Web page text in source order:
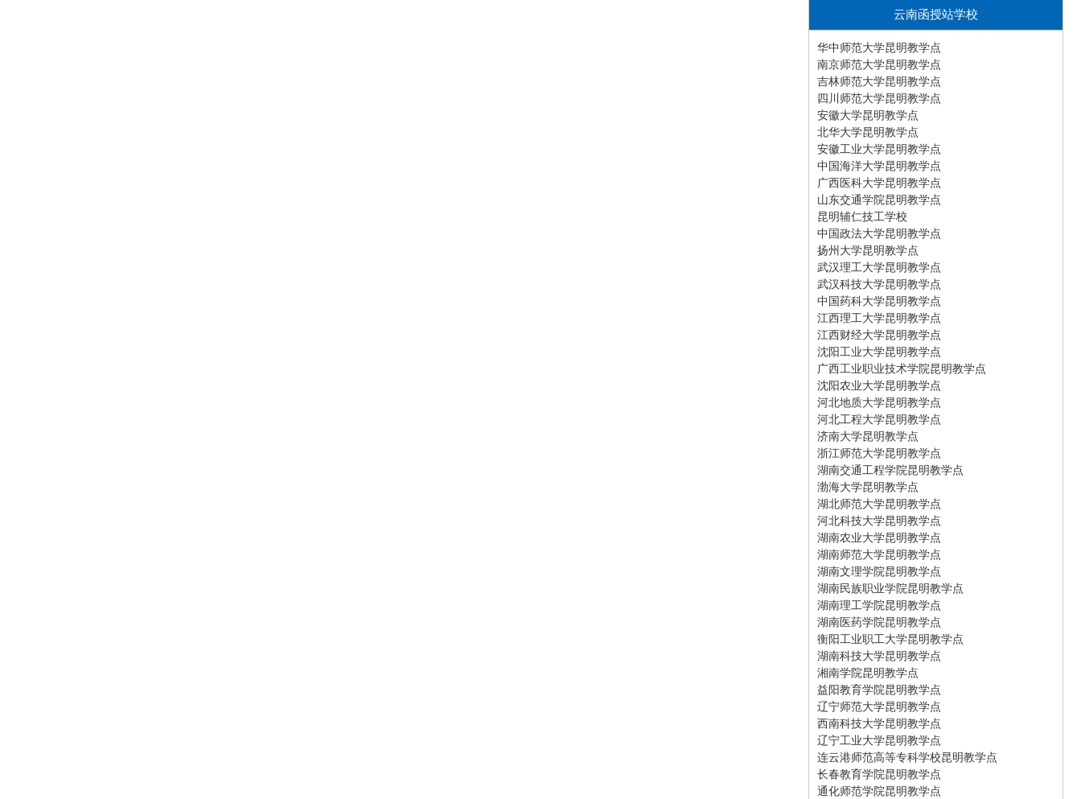
云南函授站学校
华中师范大学昆明教学点
南京师范大学昆明教学点
吉林师范大学昆明教学点
四川师范大学昆明教学点
安徽大学昆明教学点
北华大学昆明教学点
安徽工业大学昆明教学点
中国海洋大学昆明教学点
广西医科大学昆明教学点
山东交通学院昆明教学点
昆明辅仁技工学校
中国政法大学昆明教学点
扬州大学昆明教学点
武汉理工大学昆明教学点
武汉科技大学昆明教学点
中国药科大学昆明教学点
江西理工大学昆明教学点
江西财经大学昆明教学点
沈阳工业大学昆明教学点
广西工业职业技术学院昆明教学点
沈阳农业大学昆明教学点
河北地质大学昆明教学点
河北工程大学昆明教学点
济南大学昆明教学点
浙江师范大学昆明教学点
湖南交通工程学院昆明教学点
渤海大学昆明教学点
湖北师范大学昆明教学点
河北科技大学昆明教学点
湖南农业大学昆明教学点
湖南师范大学昆明教学点
湖南文理学院昆明教学点
湖南民族职业学院昆明教学点
湖南理工学院昆明教学点
湖南医药学院昆明教学点
衡阳工业职工大学昆明教学点
湖南科技大学昆明教学点
湘南学院昆明教学点
益阳教育学院昆明教学点
辽宁师范大学昆明教学点
西南科技大学昆明教学点
辽宁工业大学昆明教学点
连云港师范高等专科学校昆明教学点
长春教育学院昆明教学点
通化师范学院昆明教学点